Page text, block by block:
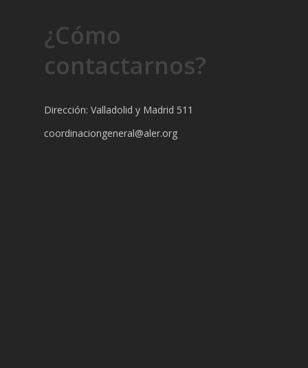
¿Cómo
contactarnos?
Dirección: Valladolid y Madrid 511
coordinaciongeneral@aler.org